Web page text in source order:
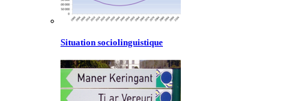
Situation sociolinguistique